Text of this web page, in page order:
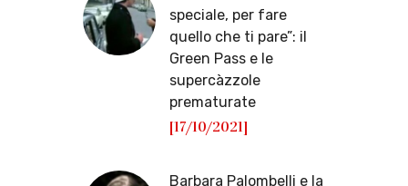
speciale, per fare
quello che ti pare”: il
Green Pass e le
supercàzzole
prematurate
[17/10/2021]
Barbara Palombelli e la